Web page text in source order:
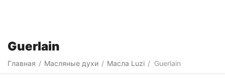
Guerlain
Главная / Масляные духи / Масла Luzi / Guerlain